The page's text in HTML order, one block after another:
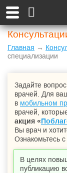
Главная →
специализации
Задайте
врачей. Для
в мобильном
врачей,
акция «
Вы врач и
Ознакомьтесь
В целях
публикацию